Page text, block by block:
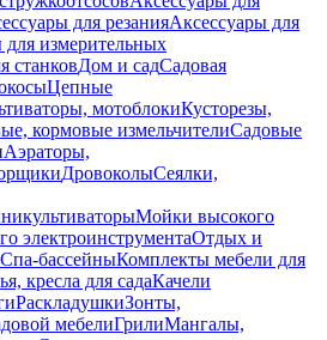
для резанияАксессуары для
для измерительных
станковДом и садСадовая
Цепные
мотоблокиКусторезы,
кормовые измельчителиСадовые
Аэраторы,
ДровоколыСеялки,
Мойки высокого
электроинструментаОтдых и
Спа-бассейныКомплекты мебели для
кресла для садаКачели
РаскладушкиЗонты,
мебелиГрилиМангалы,